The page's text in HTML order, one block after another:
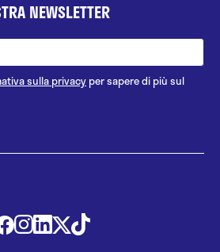
NEWSLETTER
sulla privacyper sapere di più sul